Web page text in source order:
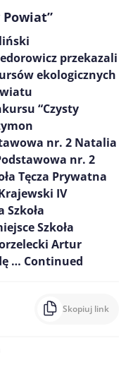
przekazali
ekologicznych
“Czysty
nr. 2 Natalia
nr. 2
Tęcza Prywatna
IV
Szkoła
Szkoła
Artur
… Continued
Skopiuj link